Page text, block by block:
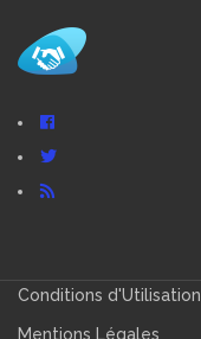
Conditions d'Utilisation
Mentions Légales